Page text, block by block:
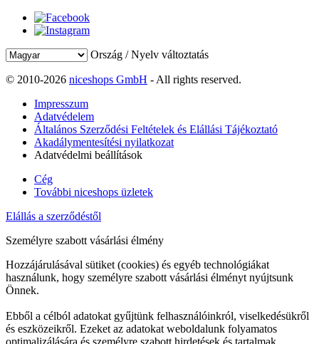
Ország / Nyelv változtatás
© 2010-2026 niceshops GmbH - All rights reserved.
Impresszum
Adatvédelem
Általános Szerződési Feltételek és Elállási Tájékoztató
Akadálymentesítési nyilatkozat
Adatvédelmi beállítások
Cég
További niceshops üzletek
Elállás a szerződéstől
Személyre szabott vásárlási élmény
Hozzájárulásával sütiket (cookies) és egyéb technológiákat
használunk, hogy személyre szabott vásárlási élményt nyújtsunk
Önnek.
Ebből a célból adatokat gyűjtünk felhasználóinkról, viselkedésükről
és eszközeikről. Ezeket az adatokat weboldalunk folyamatos